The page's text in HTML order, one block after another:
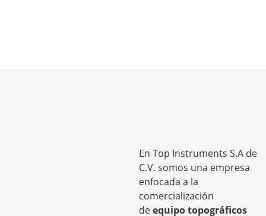
En Top Instruments S.A de
C.V. somos una empresa
enfocada a la
comercialización
deequipo topográficos